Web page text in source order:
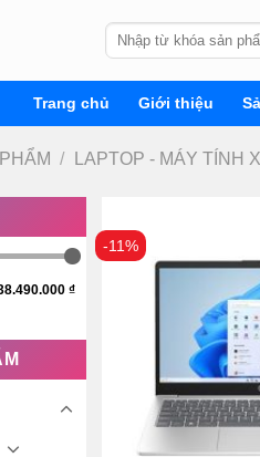
Tìm
kiếm:
Trang chủ Giới thiệu
/ LAPTOP - MÁY TÍNH
₫
-11%